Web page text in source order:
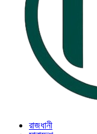
রাজধানী